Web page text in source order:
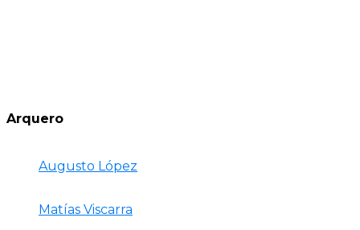
Arquero
Augusto López
Matías Viscarra